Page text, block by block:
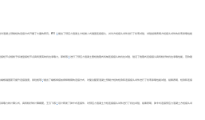
混凝土预制桩的连接方式开展了大量的研究。WU 3 提出了预应力混凝土方桩嵌入式锚固连接接头，并对方桩接头试件进行了抗弯试验，试验结果表明方桩接头试件的抗弯承载性能
桩节点相较于标准型接桩节点具有更高的抗拉承载力。郭杨等 5 进行了预应力混凝土管桩抱箍式机械连接接头的抗拉试验，验证了抱箍式连接接头具有较好的抗拉承载性能。范钦建
板锚固筋可提升连接强度。徐铨彪等 7 提出了端板焊接加绑焊角钢的连接方式，对复合配筋混凝土预制方桩的桩身和连接接头试件进行了抗弯承载性能试验，结果表明，桩身和连接
载力的计算公式，具有较好的计算精度。王云飞等 9 设计研发了弹卡式连接件，对预应力混凝土方桩连接接头试件进行了抗拉试验，结果表明，弹卡式连接预应力混凝土方桩接头试